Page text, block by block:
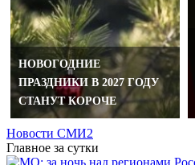
НОВОГОДНИЕ
ПРАЗДНИКИ В 2027 ГОДУ
СТАНУТ КОРОЧЕ
Новости СМИ2
Главное за сутки